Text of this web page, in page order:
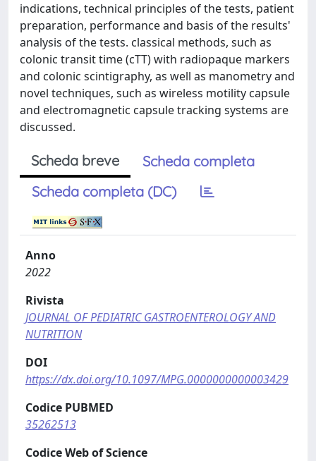
indications, technical principles of the tests, patient
preparation, performance and basis of the results'
analysis of the tests. classical methods, such as
colonic transit time (cTT) with radiopaque markers
and colonic scintigraphy, as well as manometry and
novel techniques, such as wireless motility capsule
and electromagnetic capsule tracking systems are
discussed.
Scheda breve
Scheda completa
Scheda completa (DC)
Anno
2022
Rivista
JOURNAL OF PEDIATRIC GASTROENTEROLOGY AND
NUTRITION
DOI
https://dx.doi.org/10.1097/MPG.0000000000003429
Codice PUBMED
35262513
Codice Web of Science